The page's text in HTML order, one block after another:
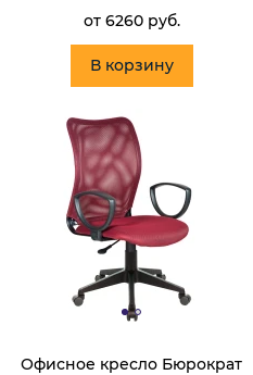
от 6260 руб.
В корзину
Офисное кресло Бюрократ